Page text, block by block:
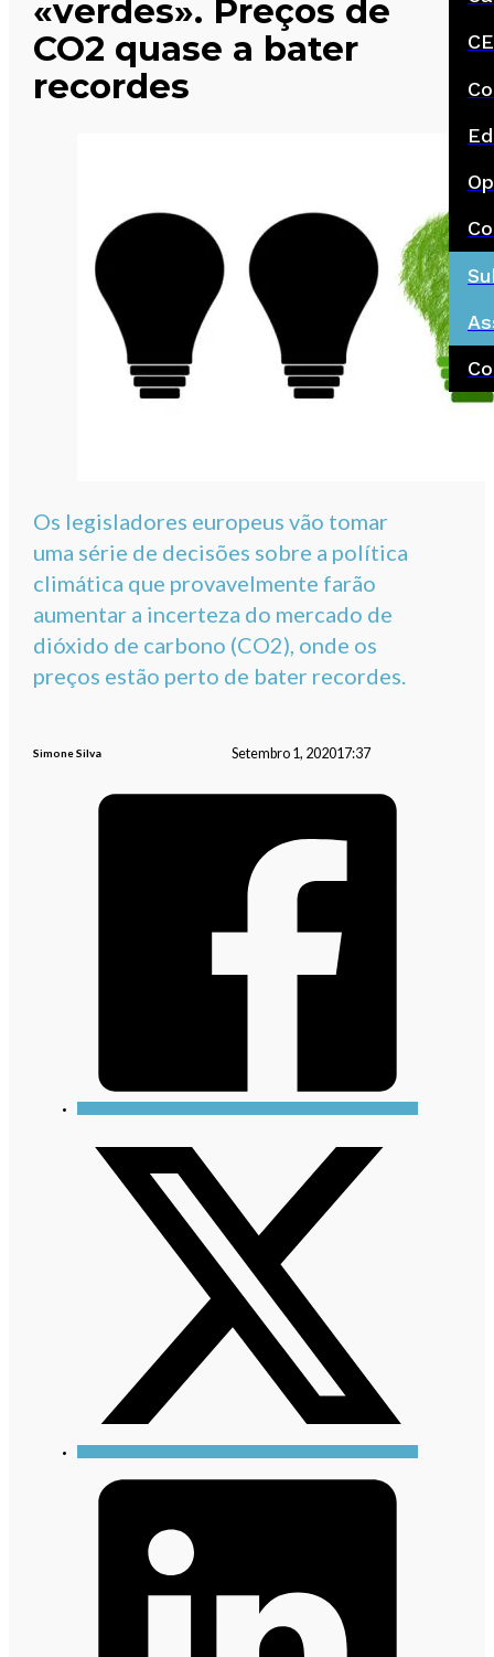
«verdes». Preços de
CO2 quase a bater
recordes
Os legisladores europeus vão tomar
uma série de decisões sobre a política
climática que provavelmente farão
aumentar a incerteza do mercado de
dióxido de carbono (CO2), onde os
preços estão perto de bater recordes.
Simone Silva Setembro 1, 202017:37